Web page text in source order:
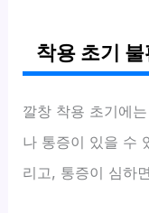
착용 초기
깔창 착용 초기에
나 통증이 있을 수
리고, 통증이 심하